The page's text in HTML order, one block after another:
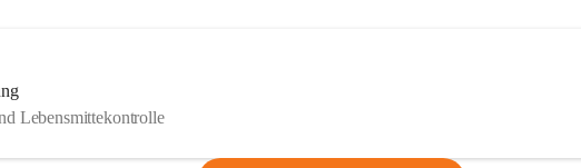
Lebensmittekontrolle